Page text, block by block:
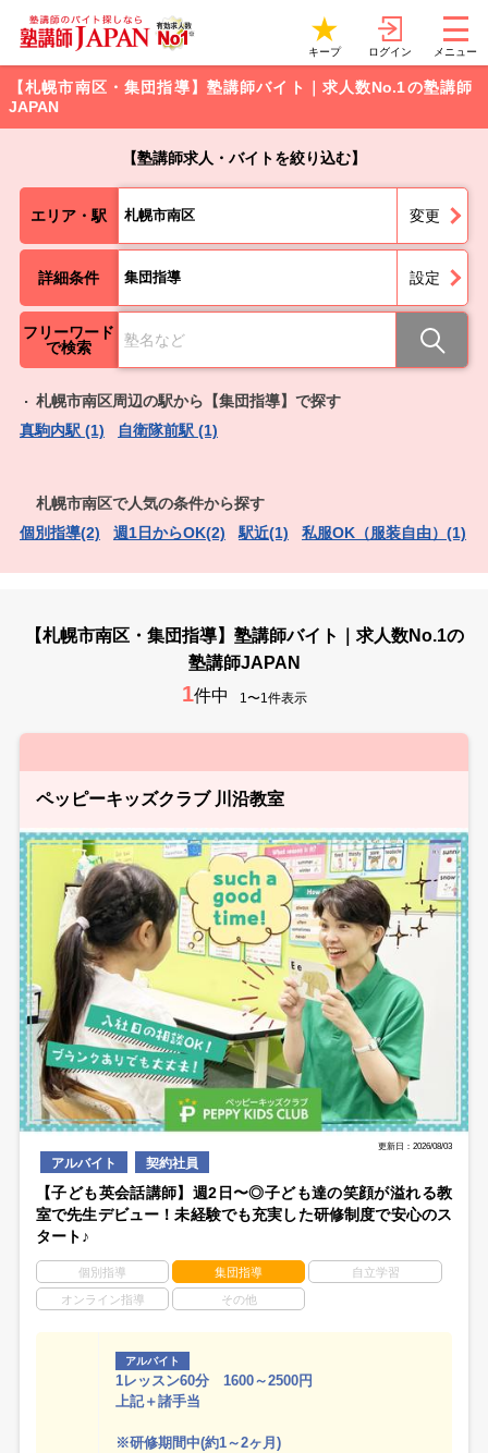
キープ ログイン メニュー
【札幌市南区・集団指導】塾講師バイト｜求人数No.1の塾講師
JAPAN
【塾講師求人・バイトを絞り込む】
エリア・駅 札幌市南区 変更
詳細条件 集団指導 設定
フリーワード
で検索
札幌市南区周辺の駅から【集団指導】で探す
真駒内駅 (1)
自衛隊前駅 (1)
札幌市南区で人気の条件から探す
個別指導(2)
週1日からOK(2) 駅近(1) 私服OK（服装自由）(1)
【札幌市南区・集団指導】塾講師バイト｜求人数No.1の
塾講師JAPAN
1件中 1〜1件表示
ペッピーキッズクラブ 川沿教室
更新日：2026/08/03
アルバイト 契約社員
【子ども英会話講師】週2日〜◎子ども達の笑顔が溢れる教
室で先生デビュー！未経験でも充実した研修制度で安心のス
タート♪
個別指導 集団指導 自立学習
オンライン指導 その他
アルバイト
1レッスン60分 1600～2500円
上記＋諸手当
※研修期間中(約1～2ヶ月)